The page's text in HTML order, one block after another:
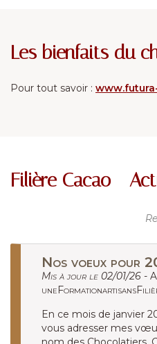
Les bienfaits du
Pour tout savoir :
Filière Cacao -
Nos voeux pour
Mis à jour le 02/01/26 -
En ce mois de janvier
vous adresser mes